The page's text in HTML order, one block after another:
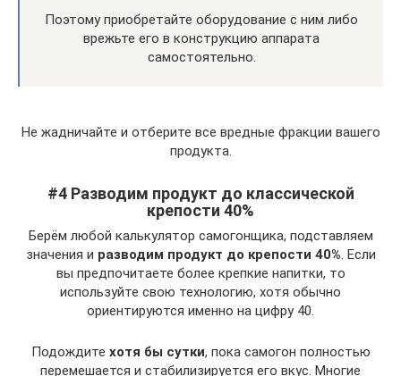
Поэтому приобретайте оборудование с ним либо
врежьте его в конструкцию аппарата
самостоятельно.
Не жадничайте и отберите все вредные фракции вашего
продукта.
#4 Разводим продукт до классической
крепости 40%
Берём любой калькулятор самогонщика, подставляем
значения и разводим продукт до крепости 40%. Если
вы предпочитаете более крепкие напитки, то
используйте свою технологию, хотя обычно
ориентируются именно на цифру 40.
Подождите хотя бы сутки, пока самогон полностью
перемешается и стабилизируется его вкус. Многие